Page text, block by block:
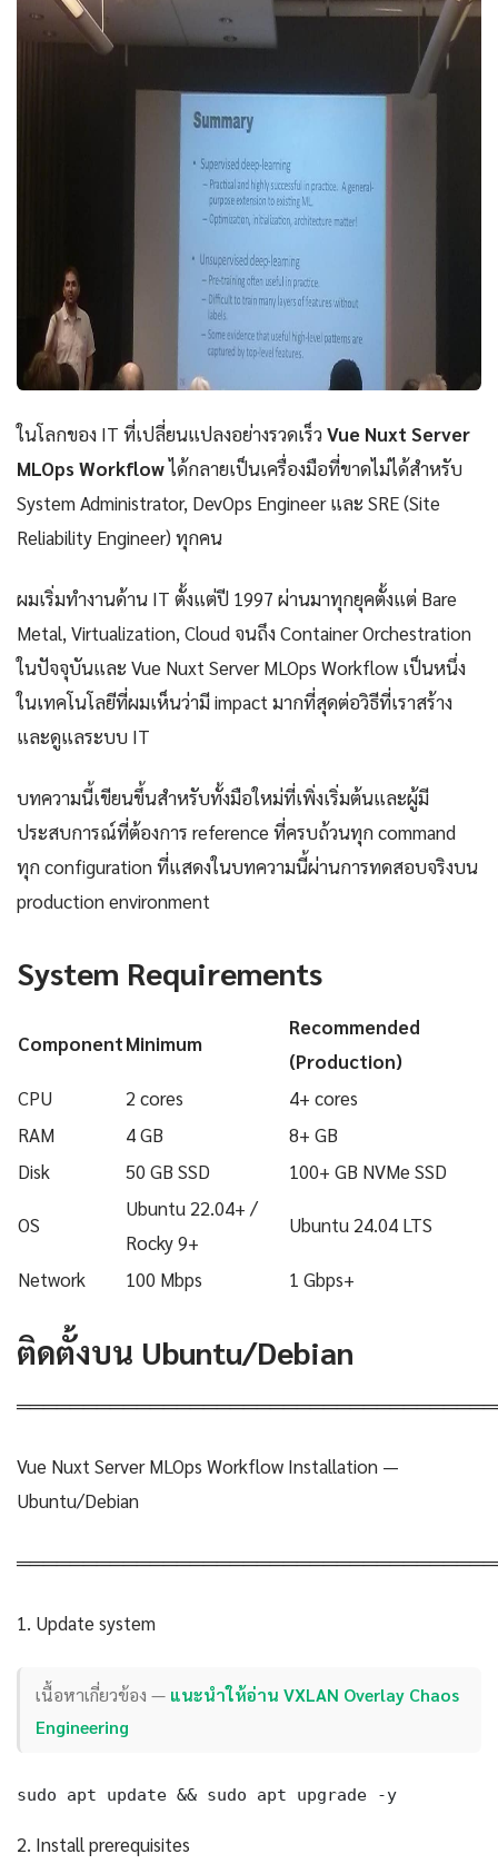
ในโลกของ IT ที่เปลี่ยนแปลงอย่างรวดเร็วVue Nuxt Server
MLOps Workflowได้กลายเป็นเครื่องมือที่ขาดไม่ได้สำหรับ
System Administrator, DevOps Engineer และ SRE (Site
Reliability Engineer) ทุกคน
ผมเริ่มทำงานด้าน IT ตั้งแต่ปี 1997 ผ่านมาทุกยุคตั้งแต่ Bare
Metal, Virtualization, Cloud จนถึง Container Orchestration
ในปัจจุบันและ Vue Nuxt Server MLOps Workflow เป็นหนึ่ง
ในเทคโนโลยีที่ผมเห็นว่ามี impact มากที่สุดต่อวิธีที่เราสร้าง
และดูแลระบบ IT
บทความนี้เขียนขึ้นสำหรับทั้งมือใหม่ที่เพิ่งเริ่มต้นและผู้มี
ประสบการณ์ที่ต้องการ reference ที่ครบถ้วนทุก command
ทุก configuration ที่แสดงในบทความนี้ผ่านการทดสอบจริงบน
production environment
System Requirements
ComponentMinimum
Recommended
(Production)
CPU
2 cores
4+ cores
RAM
4 GB
8+ GB
Disk
50 GB SSD 100+ GB NVMe SSD
OS
Ubuntu 22.04+ /
Rocky 9+
Ubuntu 24.04 LTS
Network 100 Mbps 1 Gbps+
ติดตั้งบน Ubuntu/Debian
Vue Nuxt Server MLOps Workflow Installation —
Ubuntu/Debian
1. Update system
เนื้อหาเกี่ยวข้อง — แนะนำให้อ่าน VXLAN Overlay Chaos
Engineering
sudo apt update && sudo apt upgrade -y
2. Install prerequisites